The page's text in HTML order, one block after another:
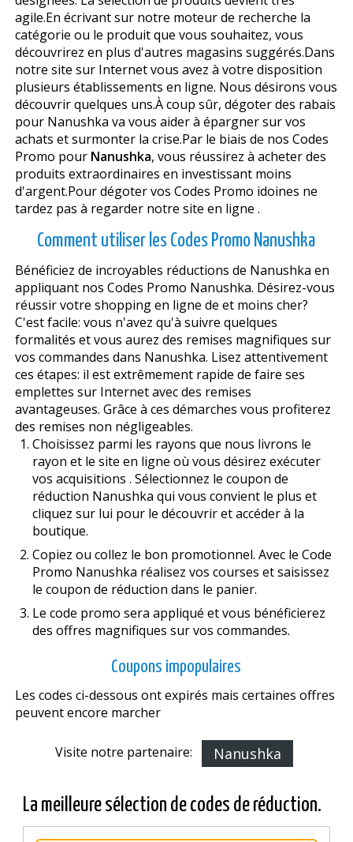
agile.En écrivant sur notre moteur de recherche la
catégorie ou le produit que vous souhaitez, vous
découvrirez en plus d'autres magasins suggérés.Dans
notre site sur Internet vous avez à votre disposition
plusieurs établissements en ligne. Nous désirons vous
découvrir quelques uns.À coup sûr, dégoter des rabais
pour Nanushka va vous aider à épargner sur vos
achats et surmonter la crise.Par le biais de nos Codes
Promo pour Nanushka, vous réussirez à acheter des
produits extraordinaires en investissant moins
d'argent.Pour dégoter vos Codes Promo idoines ne
tardez pas à regarder notre site en ligne .
Comment utiliser les Codes Promo Nanushka
Bénéficiez de incroyables réductions de Nanushka en
appliquant nos Codes Promo Nanushka. Désirez-vous
réussir votre shopping en ligne de et moins cher?
C'est facile: vous n'avez qu'à suivre quelques
formalités et vous aurez des remises magnifiques sur
vos commandes dans Nanushka. Lisez attentivement
ces étapes: il est extrêmement rapide de faire ses
emplettes sur Internet avec des remises
avantageuses. Grâce à ces démarches vous profiterez
des remises non négligeables.
Choisissez parmi les rayons que nous livrons le
rayon et le site en ligne où vous désirez exécuter
vos acquisitions . Sélectionnez le coupon de
réduction Nanushka qui vous convient le plus et
cliquez sur lui pour le découvrir et accéder à la
boutique.
Copiez ou collez le bon promotionnel. Avec le Code
Promo Nanushka réalisez vos courses et saisissez
le coupon de réduction dans le panier.
Le code promo sera appliqué et vous bénéficierez
des offres magnifiques sur vos commandes.
Coupons impopulaires
Les codes ci-dessous ont expirés mais certaines offres
peuvent encore marcher
Visite notre partenaire: Nanushka
La meilleure sélection de codes de réduction.